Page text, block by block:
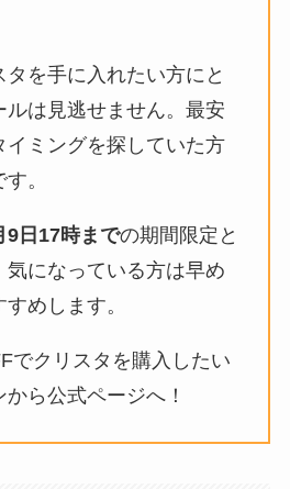
を手に入れたい方にと
ルは見逃せません。最安
イミングを探していた方
。
9日17時までの期間限定と
気になっている方は早め
めします。
でクリスタを購入したい
ら公式ページへ！